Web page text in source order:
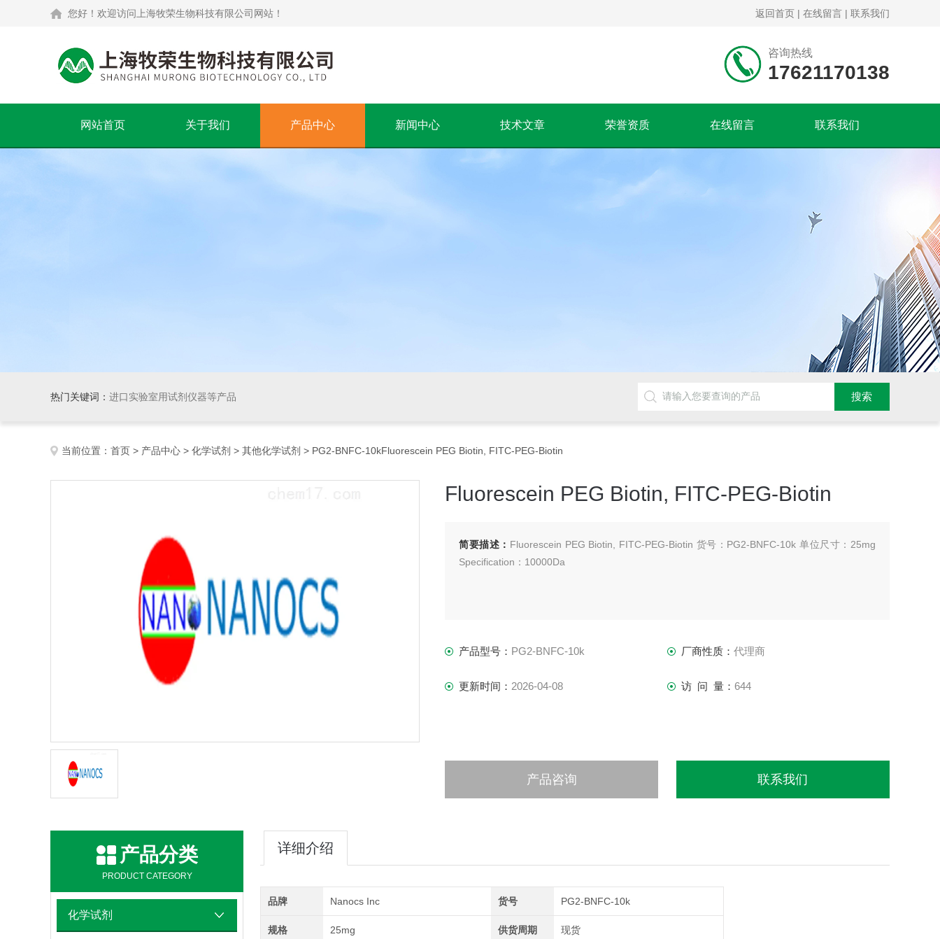
您好！欢迎访问上海牧荣生物科技有限公司网站！ 返回首页 | 在线留言 | 联系我们
咨询热线
17621170138
网站首页 关于我们 产品中心 新闻中心 技术文章 荣誉资质 在线留言 联系我们
热门关键词： 进口实验室用试剂仪器等产品
当前位置： 首页 > 产品中心 > 化学试剂 > 其他化学试剂 > PG2-BNFC-10kFluorescein PEG Biotin, FITC-PEG-Biotin
Fluorescein PEG Biotin, FITC-PEG-Biotin
简要描述： Fluorescein PEG Biotin, FITC-PEG-Biotin 货号：PG2-BNFC-10k 单位尺寸：25mg
Specification：10000Da
产品型号： PG2-BNFC-10k 厂商性质： 代理商
更新时间： 2026-04-08 访 问 量： 644
产品咨询 联系我们
产品分类
PRODUCT CATEGORY
化学试剂
详细介绍
品牌 Nanocs Inc 货号 PG2-BNFC-10k
规格 25mg 供货周期 现货